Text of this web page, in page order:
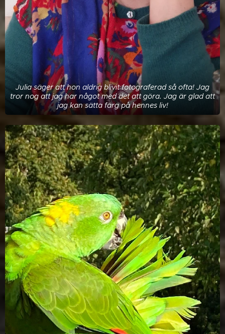
Julia säger att hon aldrig blivit fotograferad så ofta! Jag
tror nog att jag har något med det att göra. Jag är glad att
jag kan sätta färg på hennes liv!